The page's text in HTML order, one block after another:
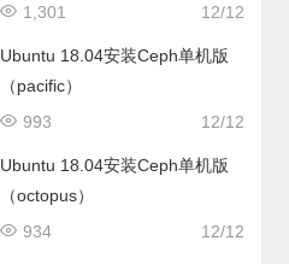
12/12
1,301
Ubuntu 18.04安装Ceph单机版
（pacific）
12/12
993
Ubuntu 18.04安装Ceph单机版
（octopus）
12/12
934